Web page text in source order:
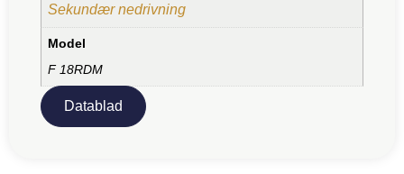
Sekundær nedrivning
Model
F 18RDM
Datablad